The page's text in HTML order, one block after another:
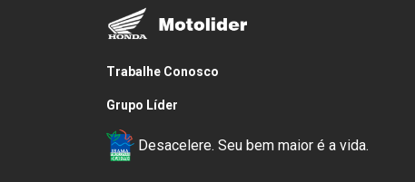
Trabalhe Conosco
Grupo Líder
Desacelere. Seu bem maior é a vida.